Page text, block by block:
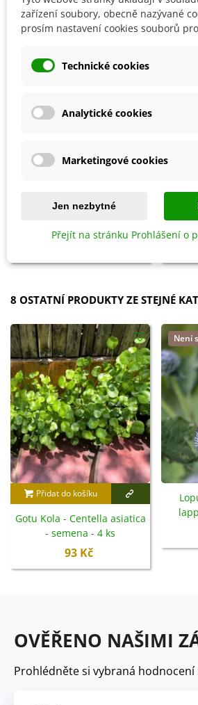
Altela - ochrana rostlin - 50 ml
8 OSTATNÍ PRODUKTY ZE STEJNÉ
Přidat do košíku
Gotu Kola - Centella asiatica
- semena - 4 ks
93 Kč
Není
OVĚŘENO NAŠIMI
Prohlédněte si vybraná hodnocení
zařízení soubory, obecně nazývané
prosím nastavení cookies souborů
Technické cookies
Analytické cookies
Marketingové cookies
Jen nezbytné
Přejít na stránku Prohlášení o